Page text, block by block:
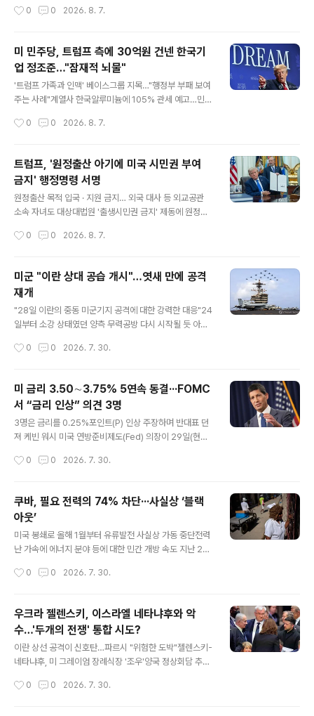
하마드 바게르 갈리바프 이란 의회 의장이 도널드 트럼프
격이 임박했다… 잠깐, 취소. 그들이 협상을 원한다'"라고
쓰고 "이는 무한 반복되는 쇼 외교(theater diplomac
y)"라고 지적했다. 그는 이어 "협박과 식언, 가짜 뉴스를 지
렛대 삼는 것은 실패한 전략"이라며 "현실을 직시하고 약속
했다. 모하마드 바게르 갈리바프 이란 의회 의장의 X 메시..
0 0 2026. 8. 7.
미 민주당, 트럼프 측에 30억원 건넨 한국기
업 정조준…"잠재적 뇌물"
'트럼프 가족과 인맥' 베이스그룹 지목…"행정부 부패 보여
주는 사례"계열사 한국알루미늄에 105% 관세 예고…민주
해명…베이스그룹 "골프장 사업 관련" 트럼프 대통령 [AF
에 지난해 200만달러(당시 환율로 약 30억원)를 건넨 한
국 기업을 잠정적인 '뇌물 공여자'로 보고 조사에 나섰다.
해당 기업은 트럼프 대통령 일가와 와인 및 골프장 사업을
하는 베이스그룹으로, 계열사인 한국알루미늄이 미 행정부
와 무역 분쟁을 겪고 있다. 민주당 엘리자베스 워런(매사추
원은 서한에서 트럼프 대통령 가족 기업인 트럼프 오거니
0 0 2026. 8. 7.
트럼프, '원정출산 아기에 미국 시민권 부여
금지' 행정명령 서명
원정출산 목적 입국 · 지원 금지… 외국 대사 등 외교공관
소속 자녀도 대상대법원 '출생시민권 금지' 제동에 원정출
서명한 트럼프 미국 대통령 6일(현지시간) 미국 워싱턴 D.
한 행정명령을 공개하고 있다. [EPA=연합] 도널드 트럼프
미국 대통령이 6일(현지시간) 자녀의 미국 시민권 획득을
위한 이른바 '원정출산'을 차단하는 조치에 나섰다. 트럼프
대통령은 이날 백악관에서 서명식을 열고 이같은 내용을
골자로 하는 행정명령에 서명했다. 트럼프 대통령은 출생
결에 대해 "아주 유감스러운 결정"이라며 "아주 부당하다.
0 0 2026. 8. 7.
미군 "이란 상대 공습 개시"…엿새 만에 공격
재개
"28일 이란의 중동 미군기지 공격에 대한 강력한 대응"24
일부터 소강 상태였던 양측 무력공방 다시 시작될 듯 아라
군이 29일(현지시간) 엿새 만에 이란을 상대로 한 공습을
늘 오후 8시부터 이란을 상대로 공습을 개시했다"고 밝혔
다.미 동부시간 오후 8시는 이란 테헤란 시간으로 30일 새
벽 3시 30분이다. 미군의 공식 확인에 앞서 미 인터넷매체
악시오스의 바락 라비드 기자는 이날 엑스에 "미군이 이란
전했다. 중부사령부는 이번 공습이 "어제(28일) 중동에 주
0 0 2026. 7. 30.
미 금리 3.50∼3.75% 5연속 동결···FOMC
서 “금리 인상” 의견 3명
3명은 금리를 0.25%포인트(P) 인상 주장하며 반대표 던
져 케빈 워시 미국 연방준비제도(Fed) 의장이 29일(현지
합 미국 중앙은행인 연방준비제도(Fed·연준)는 29일(현
날 종료된 연방공개시장위원회(FOMC) 정례회의 후 기준
금리를 이같이 유지하기로 결정했다고 밝혔다. 기준금리
동결은 올해 1월, 3월, 4월, 6월에 이어 5차례 연속이다.
케빈 워시 연준 의장이 새로 취임한 이후 기준금리를 동결
한 것은 2연속이다. 연준은 이번 금리 동결이 FOMC 위원
혔다. 이는 지난 6월 FOMC 회의에서 만장일치로 동결을
0 0 2026. 7. 30.
쿠바, 필요 전력의 74% 차단···사실상 ‘블랙
아웃’
미국 봉쇄로 올해 1월부터 유류발전 사실상 가동 중단전력
난 가속에 에너지 분야 등에 대한 민간 개방 속도 지난 29
다. AP연합 전력난이 가중되는 쿠바에서 또다시 대정전에
에너지 분야 등에 대한 민간 개방에 속도를 내는 모양새다.
쿠바전력청은 29일(현지시간) 전력 수요가 가장 몰리는 피
크 시간대에 전국 74%에 해당하는 구역이 동시에 단전되
는 대규모 정전이 발생할 것으로 예상된다고 밝혔다. 현지
일간 쿠바데바테와 스페인어권 매체 인포바에에 따르면 전
트)에 달할 것으로 보이지만 실제 가능한 공급 전력은 850
0 0 2026. 7. 30.
우크라 젤렌스키, 이스라엘 네타냐후와 악
수…'두개의 전쟁' 통합 시도?
이란 상선 공격이 신호탄…파르시 "위험한 도박"젤렌스키-
네타냐후, 미 그레이엄 장례식장 '조우'양국 정상회담 추진
로 이스라엘 지목 아라그치 "이스라엘, 유럽을 전쟁에 끌어
0 0 2026. 7. 30.